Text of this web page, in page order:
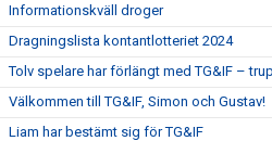
Informationskväll droger
Dragningslista kontantlotteriet 2024
Tolv spelare har förlängt med TG&IF –
Välkommen till TG&IF, Simon och Gustav!
Liam har bestämt sig för TG&IF